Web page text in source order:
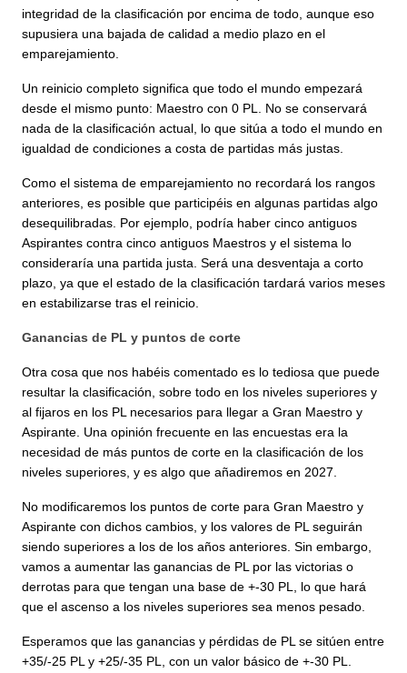
integridad de la clasificación por encima de todo, aunque eso
supusiera una bajada de calidad a medio plazo en el
emparejamiento.
Un reinicio completo significa que todo el mundo empezará
desde el mismo punto: Maestro con 0 PL. No se conservará
nada de la clasificación actual, lo que sitúa a todo el mundo en
igualdad de condiciones a costa de partidas más justas.
Como el sistema de emparejamiento no recordará los rangos
anteriores, es posible que participéis en algunas partidas algo
desequilibradas. Por ejemplo, podría haber cinco antiguos
Aspirantes contra cinco antiguos Maestros y el sistema lo
consideraría una partida justa. Será una desventaja a corto
plazo, ya que el estado de la clasificación tardará varios meses
en estabilizarse tras el reinicio.
Ganancias de PL y puntos de corte
Otra cosa que nos habéis comentado es lo tediosa que puede
resultar la clasificación, sobre todo en los niveles superiores y
al fijaros en los PL necesarios para llegar a Gran Maestro y
Aspirante. Una opinión frecuente en las encuestas era la
necesidad de más puntos de corte en la clasificación de los
niveles superiores, y es algo que añadiremos en 2027.
No modificaremos los puntos de corte para Gran Maestro y
Aspirante con dichos cambios, y los valores de PL seguirán
siendo superiores a los de los años anteriores. Sin embargo,
vamos a aumentar las ganancias de PL por las victorias o
derrotas para que tengan una base de +-30 PL, lo que hará
que el ascenso a los niveles superiores sea menos pesado.
Esperamos que las ganancias y pérdidas de PL se sitúen entre
+35/-25 PL y +25/-35 PL, con un valor básico de +-30 PL.